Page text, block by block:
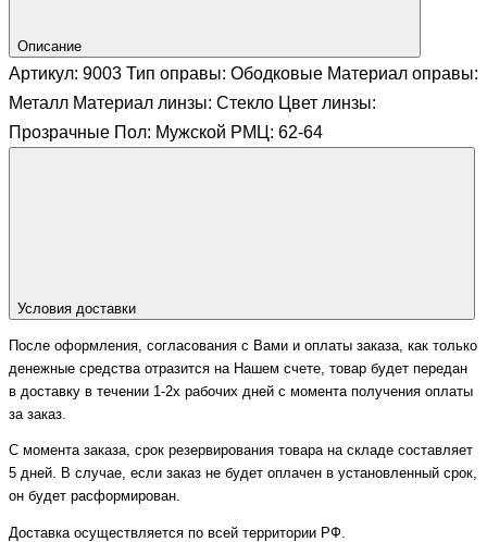
Описание
Артикул: 9003 Тип оправы: Ободковые Материал оправы:
Металл Материал линзы: Стекло Цвет линзы:
Прозрачные Пол: Мужской РМЦ: 62-64
Условия доставки
После оформления, согласования с Вами и оплаты заказа, как только
денежные средства отразится на Нашем счете, товар будет передан
в доставку в течении 1-2х рабочих дней с момента получения оплаты
за заказ.
С момента заказа, срок резервирования товара на складе составляет
5 дней. В случае, если заказ не будет оплачен в установленный срок,
он будет расформирован.
Доставка осуществляется по всей территории РФ.